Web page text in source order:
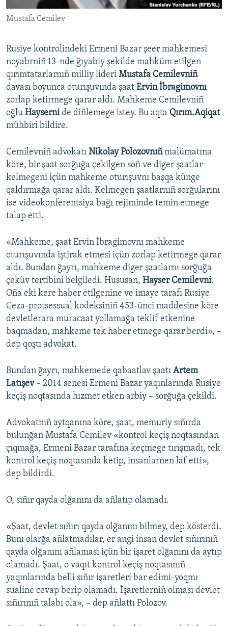
QOŞULIÑIZ!
RFE/RS bütün saytları
Mustafa Cemilev
Rusiye kontrolindeki Ermeni Bazar şeer mahkemesi
noyabrniñ 13-nde ğıyabiy şekilde mahküm etilgen
qırımtatarlarnıñ milliy lideri Mustafa Cemilevniñ
davası boyunca oturışuvında şaat Ervin İbragimovnı
zorlap ketirmege qarar aldı. Mahkeme Cemilevniñ
oğlu Haysernide diñlemege istey. Bu aqta Qırım.Aqiqat
mühbiri bildire.
Cemilevniñ advokatı Nikolay Polozovnıñmalümatına
köre, bir şaat sorğuğa çekilgen soñ ve diger şaatlar
kelmegeni içün mahkeme oturışuvnı başqa künge
qaldırmağa qarar aldı. Kelmegen şaatlarnıñ sorğularını
ise videokonferentsiya bağı rejiminde temin etmege
talap etti.
«Mahkeme, şaat Ervin İbragimovnı mahkeme
oturışuvında iştirak etmesi içün zorlap ketirmege qarar
aldı. Bundan ğayrı, mahkeme diger şaatlarnı sorğuğa
çeküv tertibini belgiledi. Hususan, Hayser Cemilevni.
Oña eki kere haber etilgenine ve imaye tarafı Rusiye
Ceza-protsessual kodeksiniñ 453-ünci maddesine köre
devletlerara muracaat yollamağa teklif etkenine
baqmadan, mahkeme tek haber etmege qarar berdi», –
dep qoştı advokat.
Bundan ğayrı, mahkemede qabaatlav şaatı Artem
Latışev – 2014 senesi Ermeni Bazar yaqınlarında Rusiye
keçiş noqtasında hızmet etken arbiy – sorğuğa çekildi.
Advokatnıñ aytqanına köre, şaat, memuriy sıñırda
bulunğan Mustafa Cemilev «kontrol keçiş noqtasından
çıqmağa, Ermeni Bazar tarafına keçmege tırışmadı, tek
kontrol keçiş noqtasında ketip, insanlarnen laf etti»,
dep bildirdi.
O, sıñır qayda olğanını da añlatıp olamadı.
«Şaat, devlet sıñırı qayda olğanını bilmey, dep kösterdi.
Bunı olarğa añlatmadılar, er angi insan devlet sıñırınıñ
qayda olğanını añlaması içün bir işaret olğanını da aytıp
olamadı. Şaat, o vaqıt kontrol keçiş noqtasınıñ
yaqınlarında belli sıñır işaretleri bar edimi-yoqmı
sualine cevap berip olamadı. İşaretlerniñ olması devlet
sıñırınıñ talabı ola», – dep añlattı Polozov.